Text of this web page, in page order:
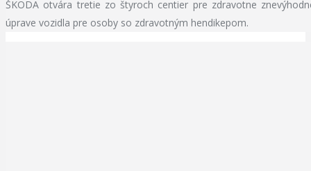
ŠKODA otvára tretie zo štyroch centier pre zdravotne
úprave vozidla pre osoby so zdravotným hendikepom.